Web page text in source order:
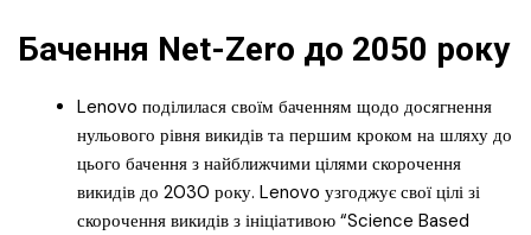
Бачення Net-Zero до 2050 року
Lenovo поділилася своїм баченням щодо досягнення
нульового рівня викидів та першим кроком на шляху до
цього бачення з найближчими цілями скорочення
викидів до 2030 року. Lenovo узгоджує свої цілі зі
скорочення викидів з ініціативою “Science Based